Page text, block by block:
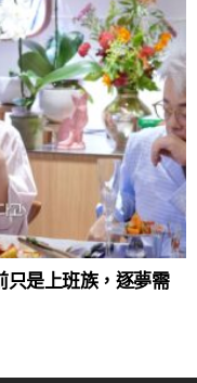
只是上班族，逐夢需